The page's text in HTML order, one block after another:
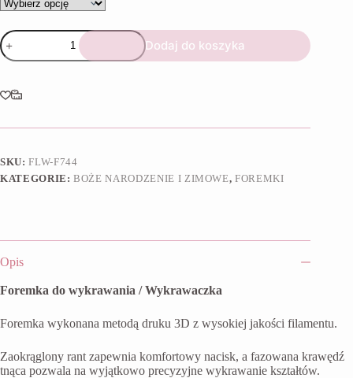
ilość
Foremka
Głowa
6
Dodaj do koszyka
SKU:FLW-F744
KATEGORIE:BOŻE NARODZENIE I ZIMOWE,FOREMKI
Opis
Foremka do wykrawania / Wykrawaczka
Foremka wykonana metodą druku 3D z wysokiej jakości filamentu.
Zaokrąglony rant zapewnia komfortowy nacisk, a fazowana krawędź
tnąca pozwala na wyjątkowo precyzyjne wykrawanie kształtów.